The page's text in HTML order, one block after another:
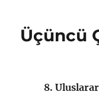
Üçüncü
8.